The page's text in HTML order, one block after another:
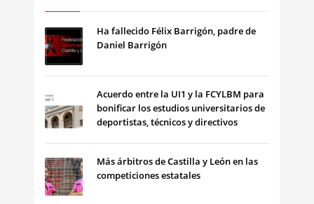
Ha fallecido Félix Barrigón, padre de
Daniel Barrigón
Acuerdo entre la UI1 y la FCYLBM para
bonificar los estudios universitarios de
deportistas, técnicos y directivos
Más árbitros de Castilla y León en las
competiciones estatales